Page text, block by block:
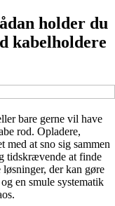
holder du
kabelholdere
bare gerne vil have
rod. Opladere,
med at sno sig sammen
tidskrævende at finde
der kan gøre
en smule systematik